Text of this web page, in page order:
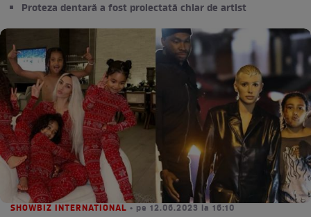
Proteza dentară a fost proiectată chiar de artist
SHOWBIZ INTERNATIONAL • pe 12.06.2023 la 16:10